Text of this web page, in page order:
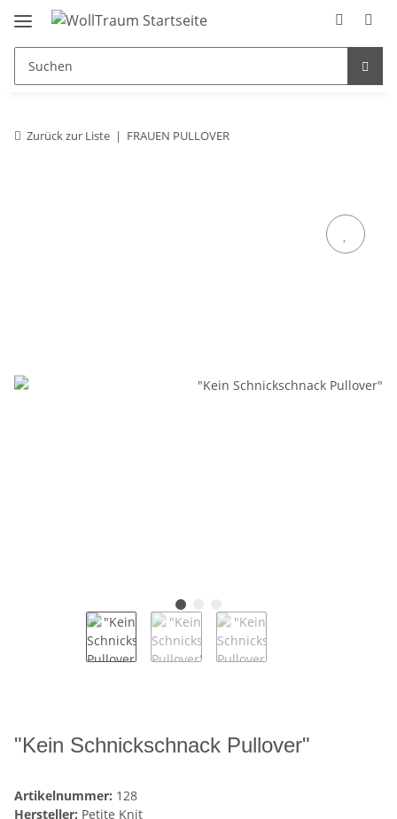
Zurück zur Liste FRAUEN PULLOVER
"Kein Schnickschnack Pullover"
Artikelnummer: 128
Hersteller: Petite Knit